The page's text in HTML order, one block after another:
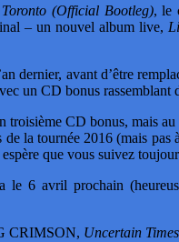
(Official Bootleg), le
– un nouvel album live,
dernier, avant d’être
un CD bonus rassemblant
troisième CD bonus, mais
la tournée 2016 (mais
que vous suivez
le 6 avril prochain
CRIMSON, Uncertain Times